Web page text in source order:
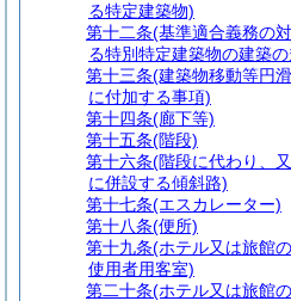
る特定建築物)
第十二条(基準適合義務の
る特別特定建築物の建築
第十三条(建築物移動等円
に付加する事項)
第十四条(廊下等)
第十五条(階段)
第十六条(階段に代わり、
に併設する傾斜路)
第十七条(エスカレーター)
第十八条(便所)
第十九条(ホテル又は旅館
使用者用客室)
第二十条(ホテル又は旅館